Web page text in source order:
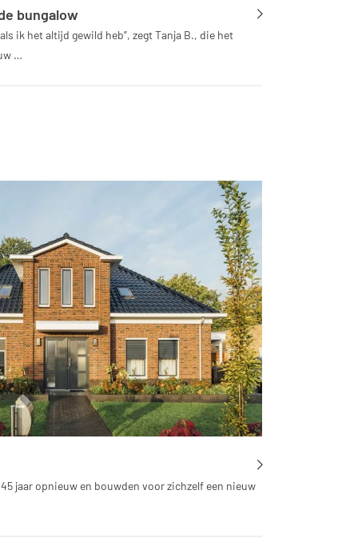
bungalow
ik het altijd gewild heb”, zegt Tanja B., die het
…
jaar opnieuw en bouwden voor zichzelf een nieuw